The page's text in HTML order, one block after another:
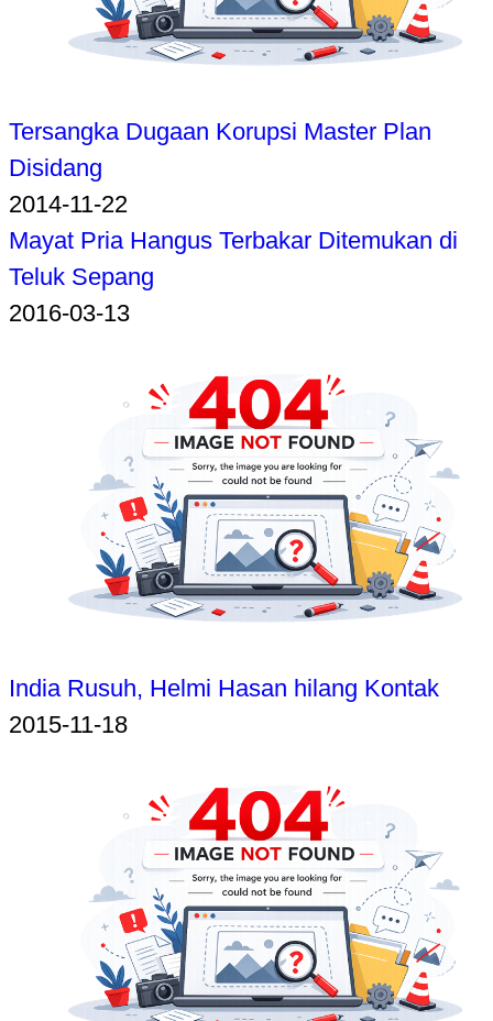
Tersangka Dugaan Korupsi Master Plan
Disidang
2014-11-22
Mayat Pria Hangus Terbakar Ditemukan di
Teluk Sepang
2016-03-13
India Rusuh, Helmi Hasan hilang Kontak
2015-11-18